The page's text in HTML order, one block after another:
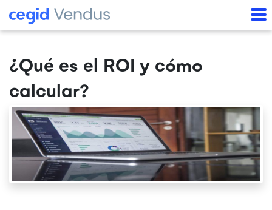
¿Qué es el ROI y cómo
calcular?